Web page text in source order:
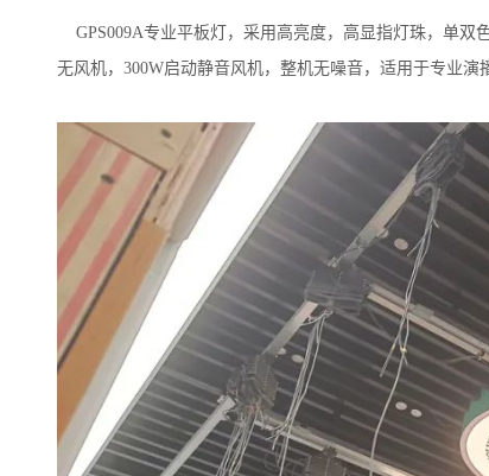
GPS009A专业平板灯，采用高亮度，高显指灯珠，单双
无风机，300W启动静音风机，整机无噪音，适用于专业演